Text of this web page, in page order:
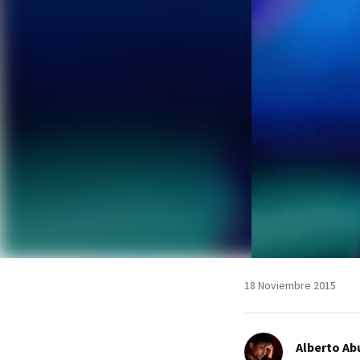
18 Noviembre 2015
Alberto